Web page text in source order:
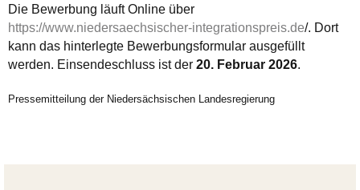
Die Bewerbung läuft Online über
https://www.niedersaechsischer-integrationspreis.de/. Dort
kann das hinterlegte Bewerbungsformular ausgefüllt
werden. Einsendeschluss ist der 20. Februar 2026.
Pressemitteilung der Niedersächsischen Landesregierung